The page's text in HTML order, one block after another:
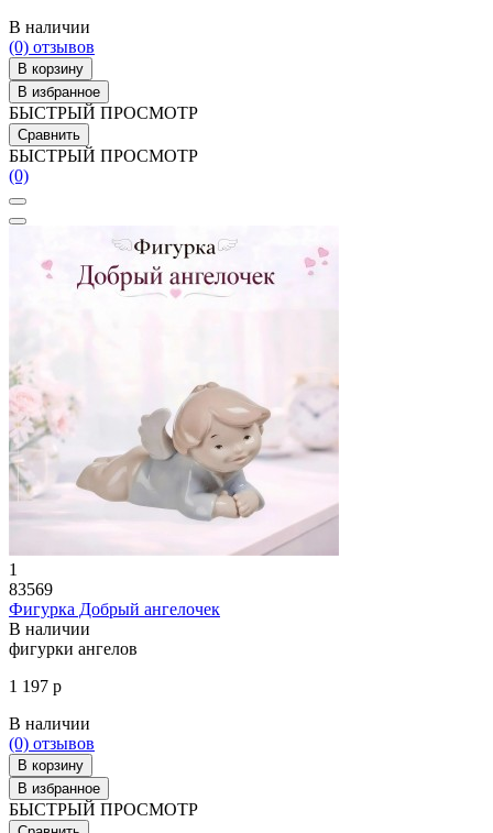
В наличии
(0) отзывов
В корзину
В избранное
БЫСТРЫЙ ПРОСМОТР
Сравнить
БЫСТРЫЙ ПРОСМОТР
(0)
1
83569
Фигурка Добрый ангелочек
В наличии
фигурки ангелов
1 197 р
В наличии
(0) отзывов
В корзину
В избранное
БЫСТРЫЙ ПРОСМОТР